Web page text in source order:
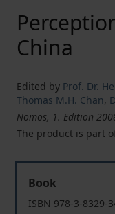
China
Edited by Prof. Dr.
Thomas M.H. Chan,
Nomos, 1. Edition
The product is part
Book
ISBN 978-3-8329-